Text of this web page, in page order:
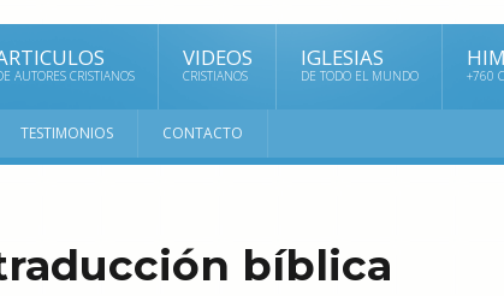
AUTORES CRISTIANOS
VIDEOS
CRISTIANOS
IGLESIAS
DE TODO EL MUNDO +760
TESTIMONIOS CONTACTO
bíblica